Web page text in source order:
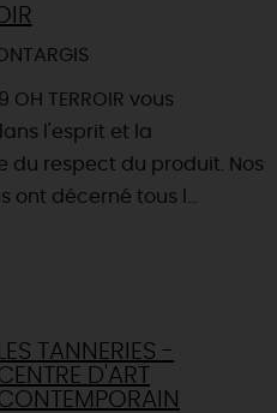
OH TERROIR vous
l'esprit et la
du respect du produit. Nos
ont décerné tous l...
LES TANNERIES -
D'ART